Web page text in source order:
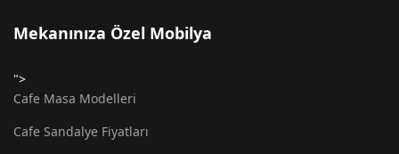
Mekanınıza Özel Mobilya
">
Cafe Masa Modelleri
Cafe Sandalye Fiyatları